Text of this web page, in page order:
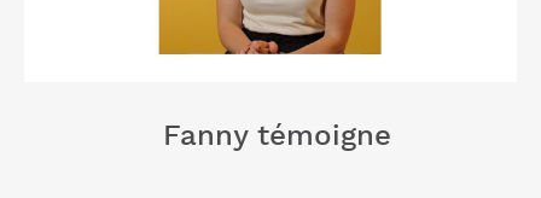
Fanny témoigne